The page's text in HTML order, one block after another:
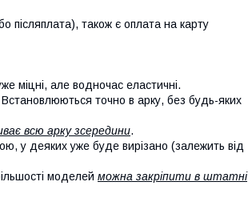
післяплата), також є оплата на карту
міцні, але водночас еластичні.
Встановлюються точно в арку, без будь-яких
всю арку зсередини.
у деяких уже буде вирізано (залежить від
моделей можна закріпити в штатні